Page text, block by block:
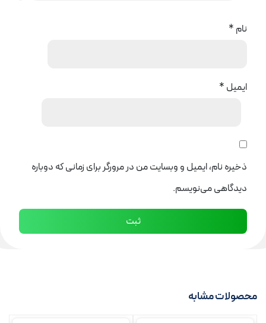
نام *
ایمیل *
ذخیره نام، ایمیل و وبسایت من در مرورگر برای زمانی که دوباره
دیدگاهی می‌نویسم.
محصولات مشابه